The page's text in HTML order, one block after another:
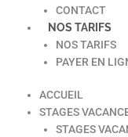
CONTACT
NOS TARIFS
NOS TARIFS
PAYER EN
ACCUEIL
STAGES
STAGES